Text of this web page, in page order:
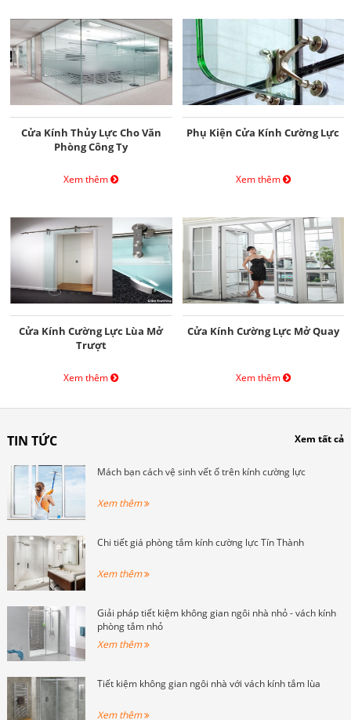
Cửa Kính Thủy Lực Cho Văn
Phòng Công Ty
Xem thêm
Phụ Kiện Cửa Kính Cường Lực
Xem thêm
Cửa Kính Cường Lực Lùa Mở
Trượt
Xem thêm
Cửa Kính Cường Lực Mở Quay
Xem thêm
TIN TỨC Xem tất cả
Mách bạn cách vệ sinh vết ố trên kính cường lực
Xem thêm
Chi tiết giá phòng tắm kính cường lực Tín Thành
Xem thêm
Giải pháp tiết kiệm không gian ngôi nhà nhỏ - vách kính
phòng tắm nhỏ
Xem thêm
Tiết kiệm không gian ngôi nhà với vách kính tắm lùa
Xem thêm